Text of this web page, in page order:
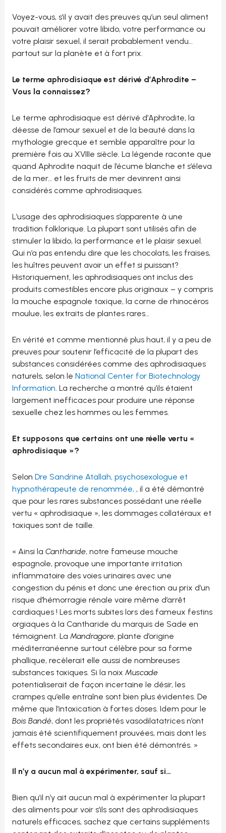
Voyez-vous, s’il y avait des preuves qu’un seul aliment
pouvait améliorer votre libido, votre performance ou
votre plaisir sexuel, il serait probablement vendu…
partout sur la planète et à fort prix.
Le terme aphrodisiaque est dérivé d’Aphrodite –
Vous la connaissez?
Le terme aphrodisiaque est dérivé d’Aphrodite, la
déesse de l’amour sexuel et de la beauté dans la
mythologie grecque et semble apparaître pour la
première fois au XVIIIe siècle. La légende raconte que
quand Aphrodite naquit de l’écume blanche et s’éleva
de la mer… et les fruits de mer devinrent ainsi
considérés comme aphrodisiaques.
L’usage des aphrodisiaques s’apparente à une
tradition folklorique. La plupart sont utilisés afin de
stimuler la libido, la performance et le plaisir sexuel.
Qui n’a pas entendu dire que les chocolats, les fraises,
les huîtres peuvent avoir un effet si puissant?
Historiquement, les aphrodisiaques ont inclus des
produits comestibles encore plus originaux – y compris
la mouche espagnole toxique, la corne de rhinocéros
moulue, les extraits de plantes rares…
En vérité et comme mentionné plus haut, il y a peu de
preuves pour soutenir l’efficacité de la plupart des
substances considérées comme des aphrodisiaques
naturels, selon le National Center for Biotechnology
Information. La recherche a montré qu’ils étaient
largement inefficaces pour produire une réponse
sexuelle chez les hommes ou les femmes.
Et supposons que certains ont une réelle vertu «
aphrodisiaque »?
Selon Dre Sandrine Atallah, psychosexologue et
hypnothérapeute de renommée, , il a été démontré
que pour les rares substances possédant une réelle
vertu « aphrodisiaque », les dommages collatéraux et
toxiques sont de taille.
« Ainsi la Cantharide, notre fameuse mouche
espagnole, provoque une importante irritation
inflammatoire des voies urinaires avec une
congestion du pénis et donc une érection au prix d’un
risque d’hémorragie rénale voire même d’arrêt
cardiaques ! Les morts subites lors des fameux festins
orgiaques à la Cantharide du marquis de Sade en
témoignent. La Mandragore, plante d’origine
méditerranéenne surtout célèbre pour sa forme
phallique, recèlerait elle aussi de nombreuses
substances toxiques. Si la noix Muscade
potentialiserait de façon incertaine le désir, les
crampes qu’elle entraîne sont bien plus évidentes. De
même que l’intoxication à fortes doses. Idem pour le
Bois Bandé, dont les propriétés vasodilatatrices n’ont
jamais été scientifiquement prouvées, mais dont les
effets secondaires eux, ont bien été démontrés. »
Il n’y a aucun mal à expérimenter, sauf si…
Bien qu’il n’y ait aucun mal à expérimenter la plupart
des aliments pour voir s’ils sont des aphrodisiaques
naturels efficaces, sachez que certains suppléments